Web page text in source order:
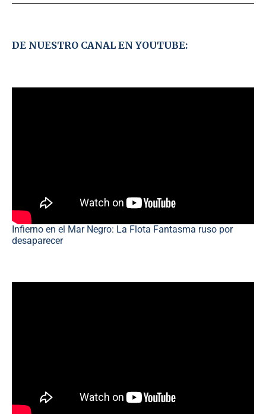
DE NUESTRO CANAL EN YOUTUBE:
Infierno en el Mar Negro: La Flota Fantasma ruso por
desaparecer